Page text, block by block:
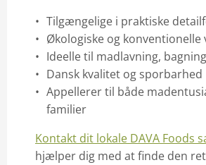
Tilgængelige i praktiske
Økologiske og konventionelle
Ideelle til madlavning,
Dansk kvalitet og sporbarhed
Appellerer til både
familier
Kontakt dit lokale DAVA Foods
hjælper dig med at finde den